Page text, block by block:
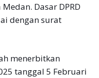
Dasar DPRD
dengan surat
menerbitkan
tanggal 5 Februari